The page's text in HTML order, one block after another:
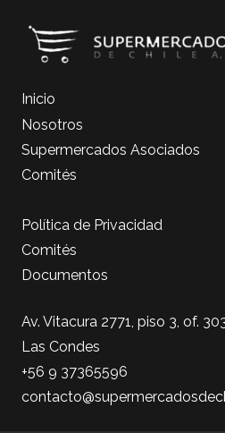
Inicio
Nosotros
Supermercados Asociados
Comités
Política de Privacidad
Comités
Documentos
Av. Vitacura 2771, piso 3, of.
Las Condes
+56 9 37365596